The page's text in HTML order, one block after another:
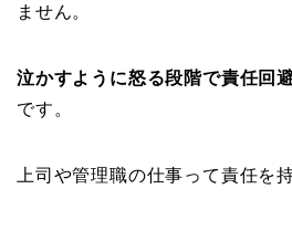
ません。
泣かすように怒る段階で責任回
です。
上司や管理職の仕事って責任を